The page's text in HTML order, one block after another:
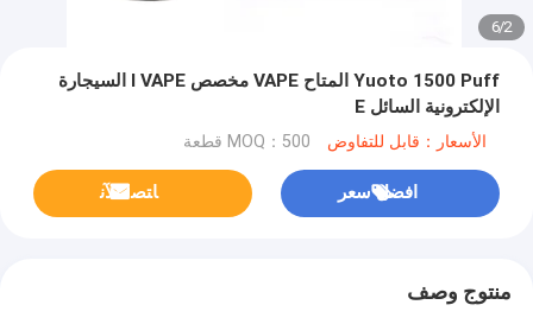
2
/
6
Yuoto 1500 Puff المتاح VAPE مخصص I VAPE السيجارة
الإلكترونية السائل E
الأسعار：قابل للتفاوض MOQ：500 قطعة
افضل سعر ﺎﺘﺼﻟ ﺍﻶﻧ
منتوج وصف